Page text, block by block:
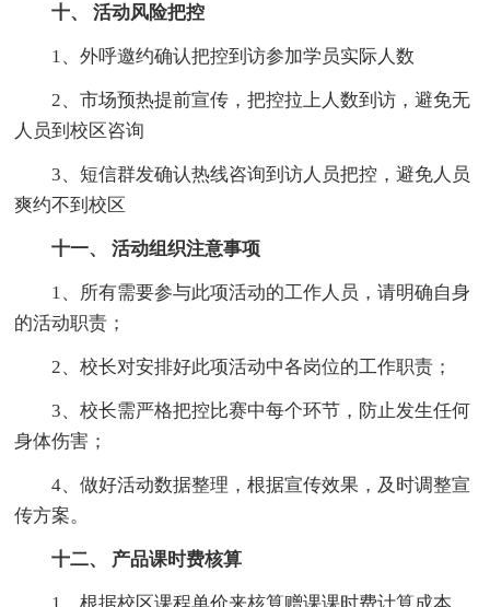
十、 活动风险把控
1、外呼邀约确认把控到访参加学员实际人数
2、市场预热提前宣传，把控拉上人数到访，避免无
人员到校区咨询
3、短信群发确认热线咨询到访人员把控，避免人员
爽约不到校区
十一、 活动组织注意事项
1、所有需要参与此项活动的工作人员，请明确自身
的活动职责；
2、校长对安排好此项活动中各岗位的工作职责；
3、校长需严格把控比赛中每个环节，防止发生任何
身体伤害；
4、做好活动数据整理，根据宣传效果，及时调整宣
传方案。
十二、 产品课时费核算
1、根据校区课程单价来核算赠课课时费计算成本